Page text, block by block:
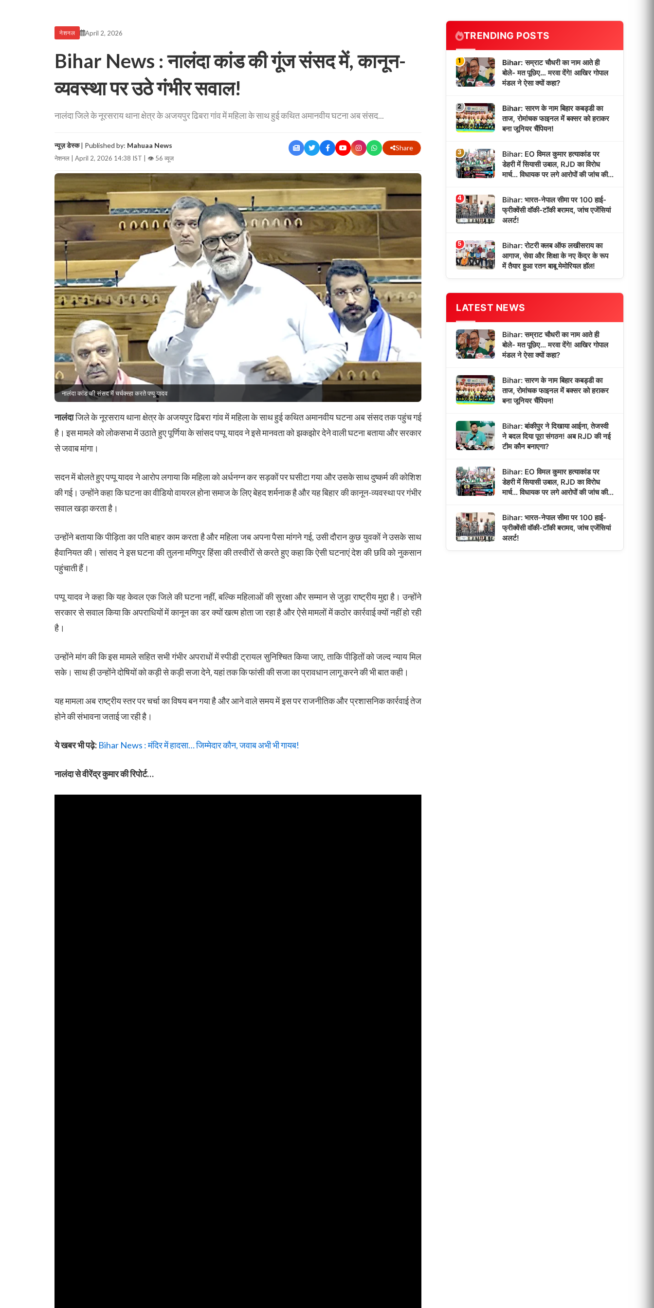
नेशनल April 2, 2026
Bihar News : नालंदा कांड की गूंज संसद में, कानून-
व्यवस्था पर उठे गंभीर सवाल!
नालंदा जिले के नूरसराय थाना क्षेत्र के अजयपुर ढिबरा गांव में महिला के साथ हुई कथित अमानवीय घटना अब संसद...
न्यूज़ डेस्क| Published by: Mahuaa News
नेशनल | April 2, 2026 14:38 IST | 👁 56 व्यूज
Share
नालंदा कांड की संसद में चर्चक्स्हा करते पप्पू यादव
नालंदाजिले के नूरसराय थाना क्षेत्र के अजयपुर ढिबरा गांव में महिला के साथ हुई कथित अमानवीय घटना अब संसद तक पहुंच गई
है। इस मामले को लोकसभा में उठाते हुए पूर्णिया के सांसद पप्पू यादव ने इसे मानवता को झकझोर देने वाली घटना बताया और सरकार
से जवाब मांगा।
सदन में बोलते हुए पप्पू यादव ने आरोप लगाया कि महिला को अर्धनग्न कर सड़कों पर घसीटा गया और उसके साथ दुष्कर्म की कोशिश
की गई। उन्होंने कहा कि घटना का वीडियो वायरल होना समाज के लिए बेहद शर्मनाक है और यह बिहार की कानून-व्यवस्था पर गंभीर
सवाल खड़ा करता है।
उन्होंने बताया कि पीड़िता का पति बाहर काम करता है और महिला जब अपना पैसा मांगने गई, उसी दौरान कुछ युवकों ने उसके साथ
हैवानियत की। सांसद ने इस घटना की तुलना मणिपुर हिंसा की तस्वीरों से करते हुए कहा कि ऐसी घटनाएं देश की छवि को नुकसान
पहुंचाती हैं।
पप्पू यादव ने कहा कि यह केवल एक जिले की घटना नहीं, बल्कि महिलाओं की सुरक्षा और सम्मान से जुड़ा राष्ट्रीय मुद्दा है। उन्होंने
सरकार से सवाल किया कि अपराधियों में कानून का डर क्यों खत्म होता जा रहा है और ऐसे मामलों में कठोर कार्रवाई क्यों नहीं हो रही
है।
उन्होंने मांग की कि इस मामले सहित सभी गंभीर अपराधों में स्पीडी ट्रायल सुनिश्चित किया जाए, ताकि पीड़ितों को जल्द न्याय मिल
सके। साथ ही उन्होंने दोषियों को कड़ी से कड़ी सजा देने, यहां तक कि फांसी की सजा का प्रावधान लागू करने की भी बात कही।
यह मामला अब राष्ट्रीय स्तर पर चर्चा का विषय बन गया है और आने वाले समय में इस पर राजनीतिक और प्रशासनिक कार्रवाई तेज
होने की संभावना जताई जा रही है।
ये खबर भी पढ़े: Bihar News : मंदिर में हादसा… जिम्मेदार कौन, जवाब अभी भी गायब!
नालंदा से वीरेंद्र कुमार की रिपोर्ट…
TRENDING POSTS
1
Bihar: सम्राट चौधरी का नाम आते ही
बोले- मत पूछिए… मरवा देंगे! आखिर गोपाल
मंडल ने ऐसा क्यों कहा?
2
Bihar: सारण के नाम बिहार कबड्डी का
ताज, रोमांचक फाइनल में बक्सर को हराकर
बना जूनियर चैंपियन!
3
Bihar: EO विमल कुमार हत्याकांड पर
डेहरी में सियासी उबाल, RJD का विरोध
मार्च… विधायक पर लगे आरोपों की जांच की
4
Bihar: भारत-नेपाल सीमा पर 100 हाई-
फ्रीक्वेंसी वॉकी-टॉकी बरामद, जांच एजेंसियां
अलर्ट!
5
Bihar: रोटरी क्लब ऑफ लखीसराय का
आगाज, सेवा और शिक्षा के नए केंद्र के रूप
में तैयार हुआ रतन बाबू मेमोरियल हॉल!
LATEST NEWS
Bihar: सम्राट चौधरी का नाम आते ही
बोले- मत पूछिए… मरवा देंगे! आखिर गोपाल
मंडल ने ऐसा क्यों कहा?
Bihar: सारण के नाम बिहार कबड्डी का
ताज, रोमांचक फाइनल में बक्सर को हराकर
बना जूनियर चैंपियन!
Bihar: बांकीपुर ने दिखाया आईना, तेजस्वी
ने बदल दिया पूरा संगठन! अब RJD की नई
टीम कौन बनाएगा?
Bihar: EO विमल कुमार हत्याकांड पर
डेहरी में सियासी उबाल, RJD का विरोध
मार्च… विधायक पर लगे आरोपों की जांच की
Bihar: भारत-नेपाल सीमा पर 100 हाई-
फ्रीक्वेंसी वॉकी-टॉकी बरामद, जांच एजेंसियां
अलर्ट!